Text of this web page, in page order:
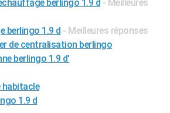
berlingo 1.9 d - Meilleures
berlingo 1.9 d - Meilleures réponses
de centralisation berlingo
berlingo 1.9 d'
habitacle
1.9 d